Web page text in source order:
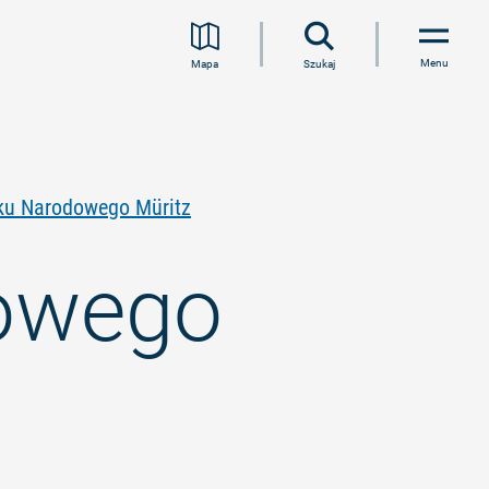
Mapa Szukaj Menu
Narodowego Müritz